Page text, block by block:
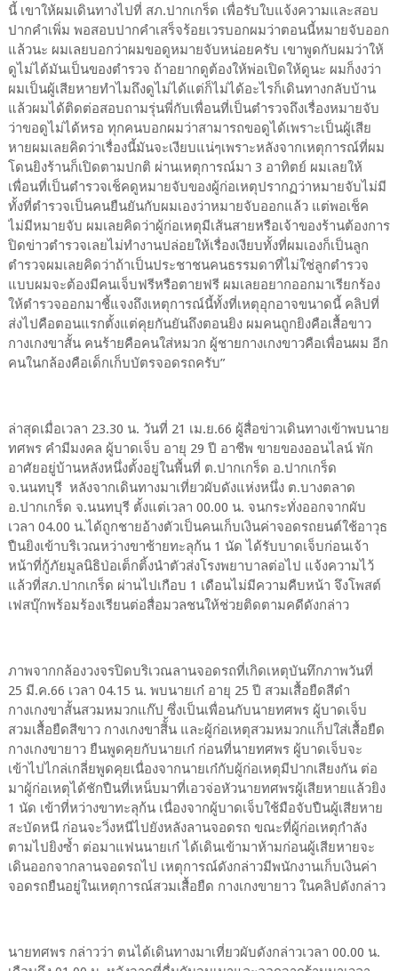
นี้ เขาให้ผมเดินทางไปที่ สภ.ปากเกร็ด เพื่อรับใบแจ้งความและสอบ
ปากคำเพิ่ม พอสอบปากคำเสร็จร้อยเวรบอกผมว่าตอนนี้หมายจับออก
แล้วนะ ผมเลยบอกว่าผมขอดูหมายจับหน่อยครับ เขาพูดกับผมว่าให้
ดูไม่ได้มันเป็นของตำรวจ ถ้าอยากดูต้องให้พ่อเปิดให้ดูนะ ผมก็งงว่า
ผมเป็นผู้เสียหายทำไมถึงดูไม่ได้แต่ก็ไม่ได้อะไรก็เดินทางกลับบ้าน
แล้วผมได้ติดต่อสอบถามรุ่นพี่กับเพื่อนที่เป็นตำรวจถึงเรื่องหมายจับ
ว่าขอดูไม่ได้หรอ ทุกคนบอกผมว่าสามารถขอดูได้เพราะเป็นผู้เสีย
หายผมเลยคิดว่าเรื่องนี้มันจะเงียบแน่ๆเพราะหลังจากเหตุการณ์ที่ผม
โดนยิงร้านก็เปิดตามปกติ ผ่านเหตุการณ์มา 3 อาทิตย์ ผมเลยให้
เพื่อนที่เป็นตำรวจเช็คดูหมายจับของผู้ก่อเหตุปรากฏว่าหมายจับไม่มี
ทั้งที่ตำรวจเป็นคนยืนยันกับผมเองว่าหมายจับออกแล้ว แต่พอเช็ค
ไม่มีหมายจับ ผมเลยคิดว่าผู้ก่อเหตุมีเส้นสายหรือเจ้าของร้านต้องการ
ปิดข่าวตำรวจเลยไม่ทำงานปล่อยให้เรื่องเงียบทั้งที่ผมเองก็เป็นลูก
ตำรวจผมเลยคิดว่าถ้าเป็นประชาชนคนธรรมดาที่ไม่ใช่ลูกตำรวจ
แบบผมจะต้องมีคนเจ็บฟรีหรือตายฟรี ผมเลยอยากออกมาเรียกร้อง
ให้ตำรวจออกมาชี้แจงถึงเหตุการณ์นี้ทั้งที่เหตุอุกอาจขนาดนี้ คลิปที่
ส่งไปคือตอนแรกตั้งแต่คุยกันยันถึงตอนยิง ผมคนถูกยิงคือเสื้อขาว
กางเกงขาสั้น คนร้ายคือคนใส่หมวก ผู้ชายกางเกงขาวคือเพื่อนผม อีก
คนในกล้องคือเด็กเก็บบัตรจอดรถครับ”
ล่าสุดเมื่อเวลา 23.30 น. วันที่ 21 เม.ย.66 ผู้สื่อข่าวเดินทางเข้าพบนาย
ทศพร คำมีมงคล ผู้บาดเจ็บ อายุ 29 ปี อาชีพ ขายของออนไลน์ พัก
อาศัยอยู่บ้านหลังหนึ่งตั้งอยู่ในพื้นที่ ต.ปากเกร็ด อ.ปากเกร็ด
จ.นนทบุรี หลังจากเดินทางมาเที่ยวผับดังแห่งหนึ่ง ต.บางตลาด
อ.ปากเกร็ด จ.นนทบุรี ตั้งแต่เวลา 00.00 น. จนกระทั่งออกจากผับ
เวลา 04.00 น.ได้ถูกชายอ้างตัวเป็นคนเก็บเงินค่าจอดรถยนต์ใช้อาวุธ
ปืนยิงเข้าบริเวณหว่างขาซ้ายทะลุก้น 1 นัด ได้รับบาดเจ็บก่อนเจ้า
หน้าที่กู้ภัยมูลนิธิป่อเต็กติ้งนำตัวส่งโรงพยาบาลต่อไป แจ้งความไว้
แล้วที่สภ.ปากเกร็ด ผ่านไปเกือบ 1 เดือนไม่มีความคืบหน้า จึงโพสต์
เฟสบุ๊กพร้อมร้องเรียนต่อสื่อมวลชนให้ช่วยติดตามคดีดังกล่าว
ภาพจากกล้องวงจรปิดบริเวณลานจอดรถที่เกิดเหตุบันทึกภาพวันที่
25 มี.ค.66 เวลา 04.15 น. พบนายเก๋ อายุ 25 ปี สวมเสื้อยืดสีดำ
กางเกงขาสั้นสวมหมวกแก๊ป ซึ่งเป็นเพื่อนกับนายทศพร ผู้บาดเจ็บ
สวมเสื้อยืดสีขาว กางเกงขาสีั้น และผู้ก่อเหตุสวมหมวกแก็ปใส่เสื้อยืด
กางเกงขายาว ยืนพูดคุยกับนายเก๋ ก่อนที่นายทศพร ผู้บาดเจ็บจะ
เข้าไปไกล่เกลี่ยพูดคุยเนื่องจากนายเก๋กับผู้ก่อเหตุมีปากเสียงกัน ต่อ
มาผู้ก่อเหตุได้ชักปืนที่เหน็บมาที่เอวจ่อหัวนายทศพรผู้เสียหายแล้วยิง
1 นัด เข้าที่หว่างขาทะลุก้น เนื่องจากผู้บาดเจ็บใช้มือจับปืนผู้เสียหาย
สะบัดหนี ก่อนจะวิ่งหนีไปยังหลังลานจอดรถ ขณะที่ผู้ก่อเหตุกำลัง
ตามไปยิงซ้ำ ต่อมาแฟนนายเก๋ ได้เดินเข้ามาห้ามก่อนผู้เสียหายจะ
เดินออกจากลานจอดรถไป เหตุการณ์ดังกล่าวมีพนักงานเก็บเงินค่า
จอดรถยืนอยู่ในเหตุการณ์สวมเสื้อยืด กางเกงขายาว ในคลิปดังกล่าว
นายทศพร กล่าวว่า ตนได้เดินทางมาเที่ยวผับดังกล่าวเวลา 00.00 น.